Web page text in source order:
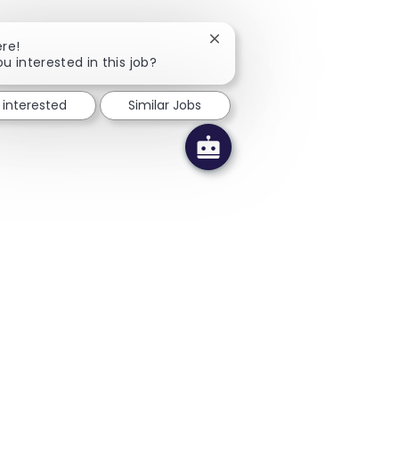
interested in this job?
Close chatbot notification
Similar Jobs